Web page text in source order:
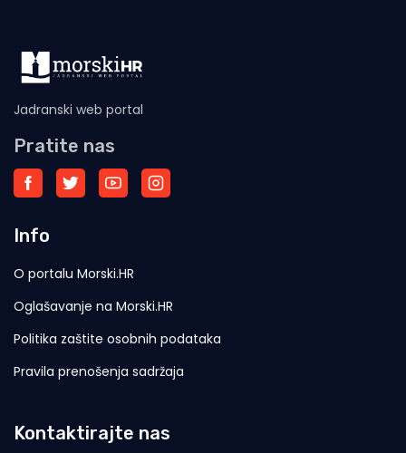
Jadranski web portal
Pratite nas
Info
O portalu Morski.HR
Oglašavanje na Morski.HR
Politika zaštite osobnih podataka
Pravila prenošenja sadržaja
Kontaktirajte nas